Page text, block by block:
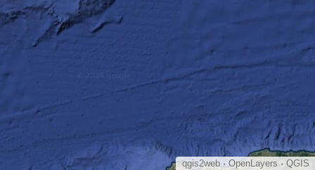
qgis2web· OpenLayers · QGIS